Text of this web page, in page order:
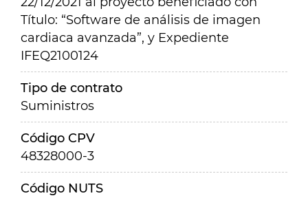
Título: “Software de análisis de imagen
cardiaca avanzada”, y Expediente
IFEQ2100124
Tipo de contrato
Suministros
Código CPV
48328000-3
Código NUTS